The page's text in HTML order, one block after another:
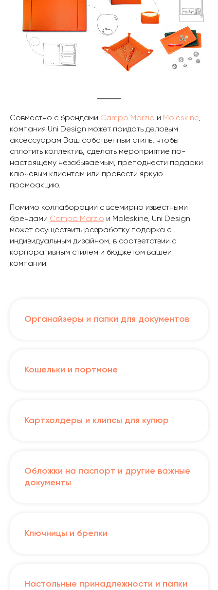
Совместно с брендами Campo Marzio и Moleskine,
компания Uni Design может придать деловым
аксессуарам Ваш собственный стиль, чтобы
сплотить коллектив, сделать мероприятие по-
наcтоящему незабываемым, преподнести подарки
ключевым клиентам или провести яркую
промоакцию.
Помимо коллаборации с всемирно известными
брендами Campo Marzio и Moleskine, Uni Design
может осуществить разработку подарка с
индивидуальным дизайном, в соответствии с
корпоративным стилем и бюджетом вашей
компании.
Органайзеры и папки для документов
Кошельки и портмоне
Картхолдеры и клипсы для купюр
Обложки на паспорт и другие важные
документы
Ключницы и брелки
Настольные принадлежности и папки